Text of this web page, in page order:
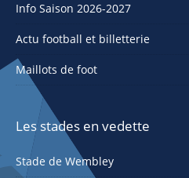
Info Saison 2026-2027
Actu football et billetterie
Maillots de foot
Les stades en vedette
Stade de Wembley